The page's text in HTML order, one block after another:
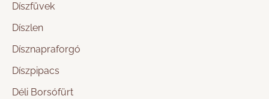
Díszfüvek
Díszlen
Dísznapraforgó
Díszpipacs
Déli Borsófürt